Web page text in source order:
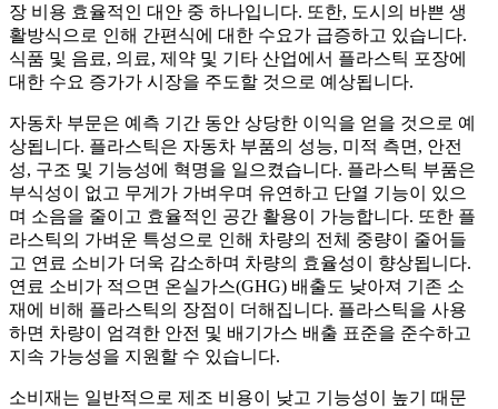
장 비용 효율적인 대안 중 하나입니다. 또한, 도시의 바쁜 생
활방식으로 인해 간편식에 대한 수요가 급증하고 있습니다.
식품 및 음료, 의료, 제약 및 기타 산업에서 플라스틱 포장에
대한 수요 증가가 시장을 주도할 것으로 예상됩니다.
자동차 부문은 예측 기간 동안 상당한 이익을 얻을 것으로 예
상됩니다. 플라스틱은 자동차 부품의 성능, 미적 측면, 안전
성, 구조 및 기능성에 혁명을 일으켰습니다. 플라스틱 부품은
부식성이 없고 무게가 가벼우며 유연하고 단열 기능이 있으
며 소음을 줄이고 효율적인 공간 활용이 가능합니다. 또한 플
라스틱의 가벼운 특성으로 인해 차량의 전체 중량이 줄어들
고 연료 소비가 더욱 감소하며 차량의 효율성이 향상됩니다.
연료 소비가 적으면 온실가스(GHG) 배출도 낮아져 기존 소
재에 비해 플라스틱의 장점이 더해집니다. 플라스틱을 사용
하면 차량이 엄격한 안전 및 배기가스 배출 표준을 준수하고
지속 가능성을 지원할 수 있습니다.
소비재는 일반적으로 제조 비용이 낮고 기능성이 높기 때문